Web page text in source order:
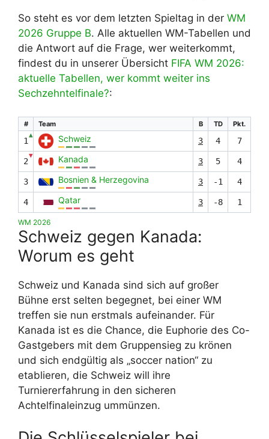
So steht es vor dem letzten Spieltag in der WM
2026 Gruppe B. Alle aktuellen WM-Tabellen und
die Antwort auf die Frage, wer weiterkommt,
findest du in unserer Übersicht FIFA WM 2026:
aktuelle Tabellen, wer kommt weiter ins
Sechzehntelfinale?:
# Team B TD Pkt.
1
▲ Schweiz 3 4 7
2
▼ Kanada 3 5 4
3 Bosnien & Herzegovina 3 -1 4
4 Qatar 3 -8 1
WM 2026
Schweiz gegen Kanada:
Worum es geht
Schweiz und Kanada sind sich auf großer
Bühne erst selten begegnet, bei einer WM
treffen sie nun erstmals aufeinander. Für
Kanada ist es die Chance, die Euphorie des Co-
Gastgebers mit dem Gruppensieg zu krönen
und sich endgültig als „soccer nation“ zu
etablieren, die Schweiz will ihre
Turniererfahrung in den sicheren
Achtelfinaleinzug ummünzen.